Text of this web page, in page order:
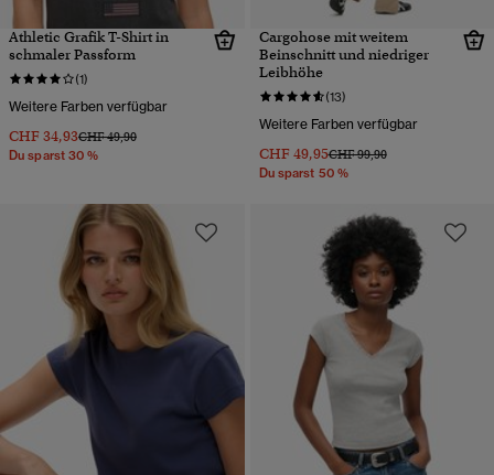
Athletic Grafik T-Shirt in
schmaler Passform
(1)
Weitere Farben verfügbar
CHF 34,93Preis wurde reduziert von
CHF 49,90bis
Du sparst 30 %
Cargohose mit weitem
Beinschnitt und niedriger
Leibhöhe
(13)
Weitere Farben verfügbar
CHF 49,95Preis wurde reduziert von
CHF 99,90bis
Du sparst 50 %